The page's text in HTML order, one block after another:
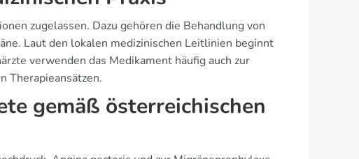
zugelassen. Dazu gehören die Behandlung von
Laut den lokalen medizinischen Leitlinien beginnt
verwenden das Medikament häufig auch zur
Therapieansätzen.
gemäß österreichischen